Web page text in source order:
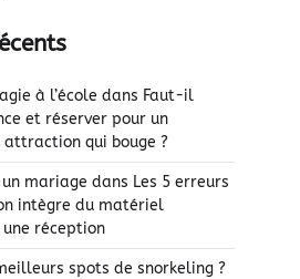
à l’école dans Faut-il
et réserver pour un
attraction qui bouge ?
mariage dans Les 5 erreurs
intègre du matériel
réception
spots de snorkeling ?